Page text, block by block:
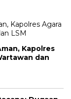
Kapolres
dan